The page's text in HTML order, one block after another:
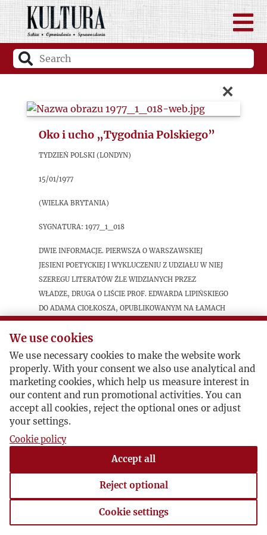
×
Oko i ucho „Tygodnia Polskiego”
Tydzień Polski (Londyn)
15/01/1977
(Wielka Brytania)
sygnatura: 1977_1_018
Dwie informacje. Pierwsza o Warszawskiej
Jesieni Poetyckiej i wykluczeniu z udziału w niej
szeregu literatów źle widzianych przez
władze, druga o liście prof. Edwarda Lipińskiego
do Adama Ciołkosza, opublikowanym na łamach
socjalistycznego kwartalnika „Zew” (Londyn).
Postacie powiązane
Bohater:Adam Ciołkosz
Inne:Edward Lipiński
We use cookies
We use necessary cookies to make the website work
properly. With your consent we also use analytical and
marketing cookies, which help us measure interest in
our content and run promotional activities. You can
accept all cookies, reject the optional ones or adjust
your settings.
Cookie policy
Accept all
Reject optional
Cookie settings
Cookie settings